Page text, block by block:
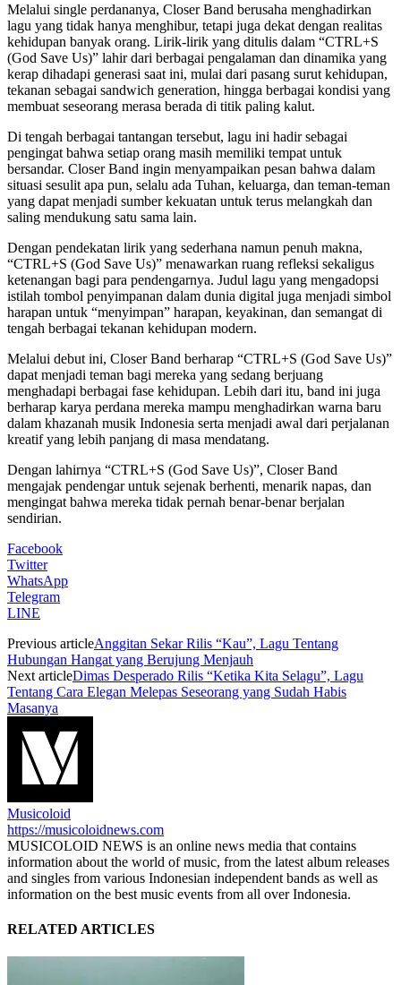
Melalui single perdananya, Closer Band berusaha menghadirkan
lagu yang tidak hanya menghibur, tetapi juga dekat dengan realitas
kehidupan banyak orang. Lirik-lirik yang ditulis dalam “CTRL+S
(God Save Us)” lahir dari berbagai pengalaman dan dinamika yang
kerap dihadapi generasi saat ini, mulai dari pasang surut kehidupan,
tekanan sebagai sandwich generation, hingga berbagai kondisi yang
membuat seseorang merasa berada di titik paling kalut.
Di tengah berbagai tantangan tersebut, lagu ini hadir sebagai
pengingat bahwa setiap orang masih memiliki tempat untuk
bersandar. Closer Band ingin menyampaikan pesan bahwa dalam
situasi sesulit apa pun, selalu ada Tuhan, keluarga, dan teman-teman
yang dapat menjadi sumber kekuatan untuk terus melangkah dan
saling mendukung satu sama lain.
Dengan pendekatan lirik yang sederhana namun penuh makna,
“CTRL+S (God Save Us)” menawarkan ruang refleksi sekaligus
ketenangan bagi para pendengarnya. Judul lagu yang mengadopsi
istilah tombol penyimpanan dalam dunia digital juga menjadi simbol
harapan untuk “menyimpan” harapan, keyakinan, dan semangat di
tengah berbagai tekanan kehidupan modern.
Melalui debut ini, Closer Band berharap “CTRL+S (God Save Us)”
dapat menjadi teman bagi mereka yang sedang berjuang
menghadapi berbagai fase kehidupan. Lebih dari itu, band ini juga
berharap karya perdana mereka mampu menghadirkan warna baru
dalam khazanah musik Indonesia serta menjadi awal dari perjalanan
kreatif yang lebih panjang di masa mendatang.
Dengan lahirnya “CTRL+S (God Save Us)”, Closer Band
mengajak pendengar untuk sejenak berhenti, menarik napas, dan
mengingat bahwa mereka tidak pernah benar-benar berjalan
sendirian.
Facebook
Twitter
WhatsApp
Telegram
LINE
Previous articleAnggitan Sekar Rilis “Kau”, Lagu Tentang
Hubungan Hangat yang Berujung Menjauh
Next articleDimas Desperado Rilis “Ketika Kita Selagu”, Lagu
Tentang Cara Elegan Melepas Seseorang yang Sudah Habis
Masanya
Musicoloid
https://musicoloidnews.com
MUSICOLOID NEWS is an online news media that contains
information about the world of music, from the latest album releases
and singles from various Indonesian independent bands as well as
information on the best music events from all over Indonesia.
RELATED ARTICLES